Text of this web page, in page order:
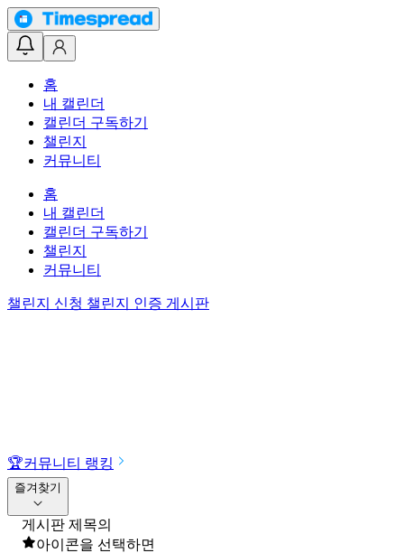
홈
내 캘린더
캘린더 구독하기
챌린지
커뮤니티
홈
내 캘린더
캘린더 구독하기
챌린지
커뮤니티
챌린지 신청 챌린지 인증 게시판
🏆커뮤니티 랭킹
즐겨찾기
게시판 제목의
아이콘을 선택하면